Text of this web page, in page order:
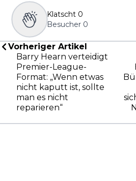
Klatscht 0
Besucher 0
Vorheriger Artikel
Barry Hearn verteidigt
Premier-League-
Format: „Wenn etwas
nicht kaputt ist, sollte
man es nicht
reparieren“